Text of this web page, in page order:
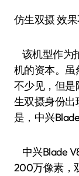
仿生双摄 效
该机型作为
机的资本。虽
不少见，但是
生双摄身份出
是，中兴
中兴Blade
200万像素，